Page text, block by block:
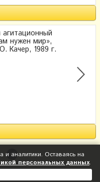
агитационный
нужен мир»,
Качер, 1989 г.
и аналитики. Оставаясь на
персональных данных.